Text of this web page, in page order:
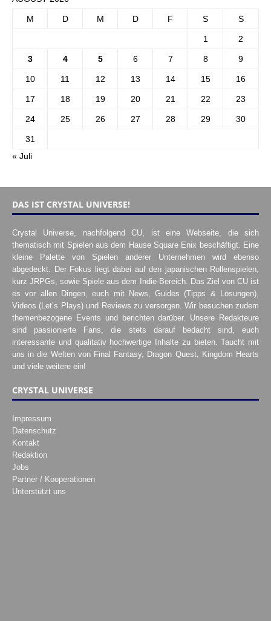
M D M D F S S
1 2
3 4 5 6 7 8 9
10 11 12 13 14 15 16
17 18 19 20 21 22 23
24 25 26 27 28 29 30
31
« Juli
DAS IST CRYSTAL UNIVERSE!
Crystal Universe, nachfolgend CU, ist eine Webseite, die sich
thematisch mit Spielen aus dem Hause Square Enix beschäftigt. Eine
kleine Palette von Spielen anderer Unternehmen wird ebenso
abgedeckt. Der Fokus liegt dabei auf den japanischen Rollenspielen,
kurz JRPGs, sowie Spiele aus dem Indie-Bereich. Das Ziel von CU ist
es vor allen Dingen, euch mit News, Guides (Tipps & Lösungen),
Videos (Let’s Plays) und Reviews zu versorgen. Wir besuchen zudem
themenbezogene Events und berichten darüber. Unsere Redakteure
sind passionierte Fans, die stets darauf bedacht sind, euch
interessante und qualitativ hochwertige Inhalte zu bieten. Taucht mit
uns in die Welten von Final Fantasy, Dragon Quest, Kingdom Hearts
und viele weitere ein!
CRYSTAL UNIVERSE
Impressum
Datenschutz
Kontakt
Redaktion
Jobs
Partner / Kooperationen
Unterstützt uns